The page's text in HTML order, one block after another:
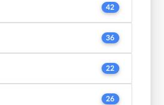
42
36
22
26